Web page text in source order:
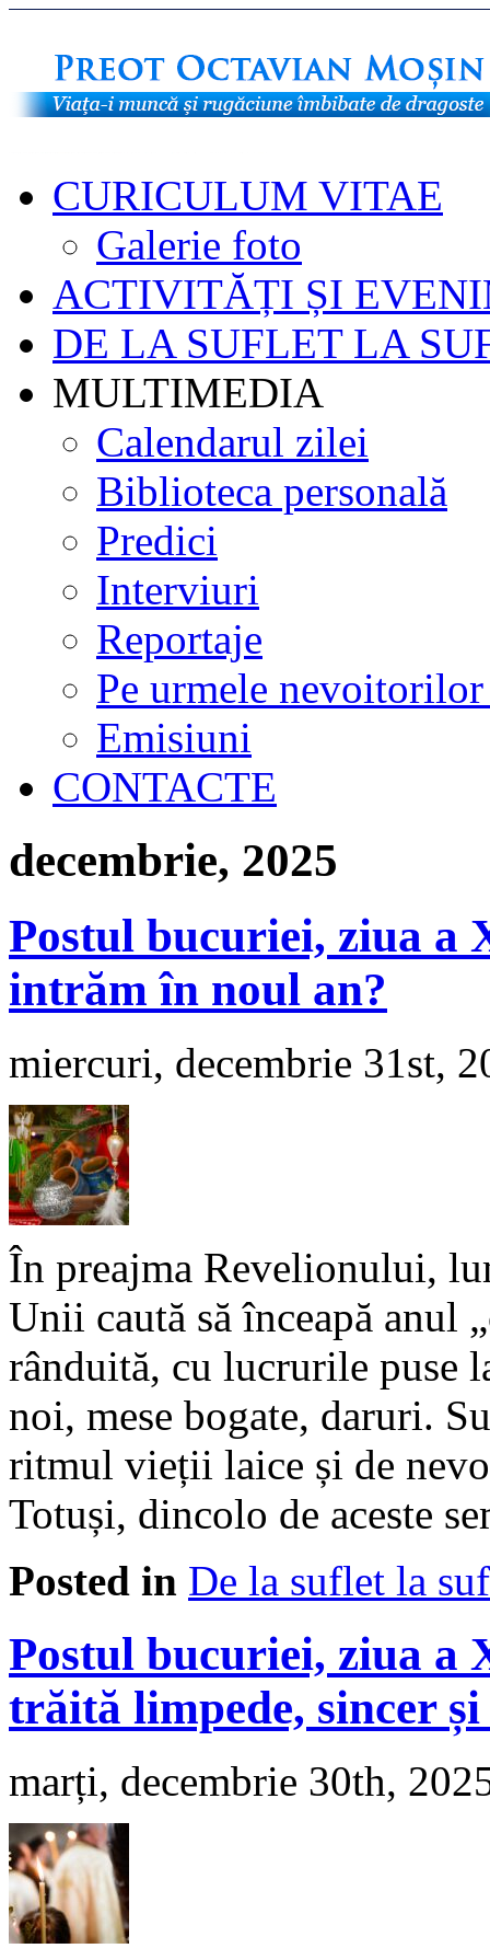
CURICULUM VITAE
Galerie foto
ACTIVITĂȚI ȘI
DE LA SUFLET LA
MULTIMEDIA
Calendarul zilei
Biblioteca personală
Predici
Interviuri
Reportaje
Pe urmele nevoitorilor
Emisiuni
CONTACTE
decembrie, 2025
Postul bucuriei, ziua a
intrăm în noul an?
miercuri, decembrie 31st,
În preajma Revelionului,
Unii caută să înceapă anul
rânduită, cu lucrurile puse
noi, mese bogate, daruri.
ritmul vieții laice și de
Totuși, dincolo de aceste
Posted in De la suflet la
Postul bucuriei, ziua
trăită limpede, sincer
marți, decembrie 30th,